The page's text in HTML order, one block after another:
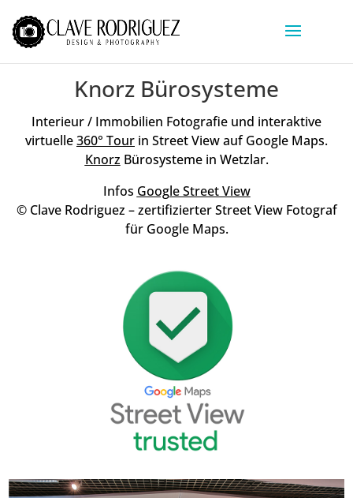
Knorz Bürosysteme
Interieur / Immobilien Fotografie und interaktive
virtuelle360° Tour in Street View auf Google Maps.
Knorz Bürosysteme in Wetzlar.
Infos Google Street View
© Clave Rodriguez – zertifizierter Street View Fotograf
für Google Maps.